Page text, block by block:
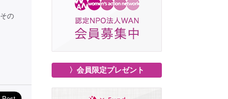
その
〉会員限定プレゼント